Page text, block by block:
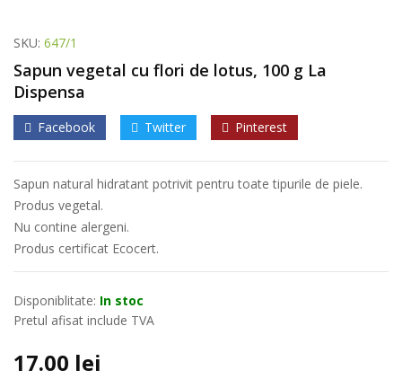
SKU: 647/1
Sapun vegetal cu flori de lotus, 100 g La
Dispensa
Facebook Twitter Pinterest
Sapun natural hidratant potrivit pentru toate tipurile de piele.
Produs vegetal.
Nu contine alergeni.
Produs certificat Ecocert.
Disponiblitate: In stoc
Pretul afisat include TVA
17.00 lei